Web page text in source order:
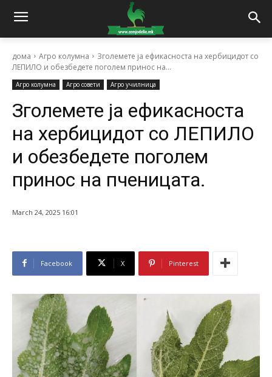
дома Агро колумна
Зголемете ја ефикасноста на хербицидот со
ЛЕПИЛО и обезбедете поголем принос на...
Агро колумна Агро совети Агро училница
Зголемете ја ефикасноста
на хербицидот со ЛЕПИЛО
и обезбедете поголем
принос на пченицата.
March 24, 2025 16:01
Facebook X Pinterest